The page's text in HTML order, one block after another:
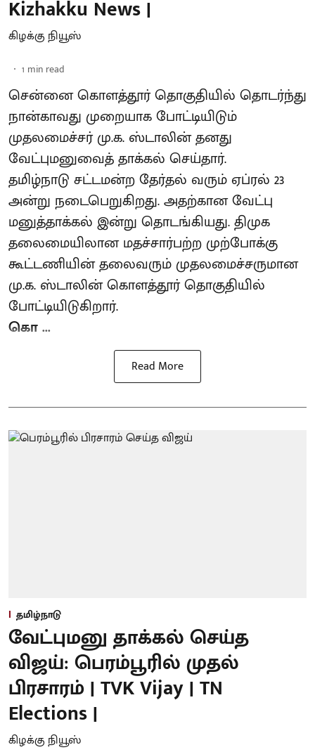
Kizhakku News |
கிழக்கு நியூஸ்
1 min read
சென்னை கொளத்தூர் தொகுதியில் தொடர்ந்து
நான்காவது முறையாக போட்டியிடும்
முதலமைச்சர் மு.க. ஸ்டாலின் தனது
வேட்புமனுவைத் தாக்கல் செய்தார்.
தமிழ்நாடு சட்டமன்ற தேர்தல் வரும் ஏப்ரல் 23
அன்று நடைபெறுகிறது. அதற்கான வேட்பு
மனுத்தாக்கல் இன்று தொடங்கியது. திமுக
தலைமையிலான மதச்சார்பற்ற முற்போக்கு
கூட்டணியின் தலைவரும் முதலமைச்சருமான
மு.க. ஸ்டாலின் கொளத்தூர் தொகுதியில்
போட்டியிடுகிறார்.
கொ ...
Read More
தமிழ்நாடு
வேட்புமனு தாக்கல் செய்த
விஜய்: பெரம்பூரில் முதல்
பிரசாரம் | TVK Vijay | TN
Elections |
கிழக்கு நியூஸ்